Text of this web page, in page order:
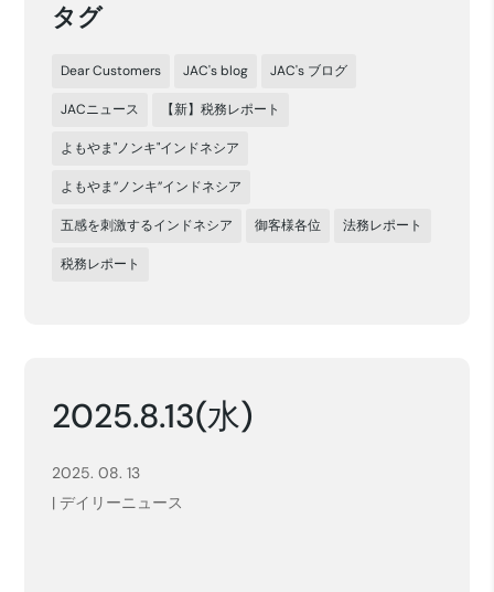
タグ
Dear Customers JAC's blog JAC's ブログ
JACニュース 【新】税務レポート
よもやま"ノンキ"インドネシア
よもやま”ノンキ”インドネシア
五感を刺激するインドネシア 御客様各位 法務レポート
税務レポート
2025.8.13(水)
2025. 08. 13
|デイリーニュース